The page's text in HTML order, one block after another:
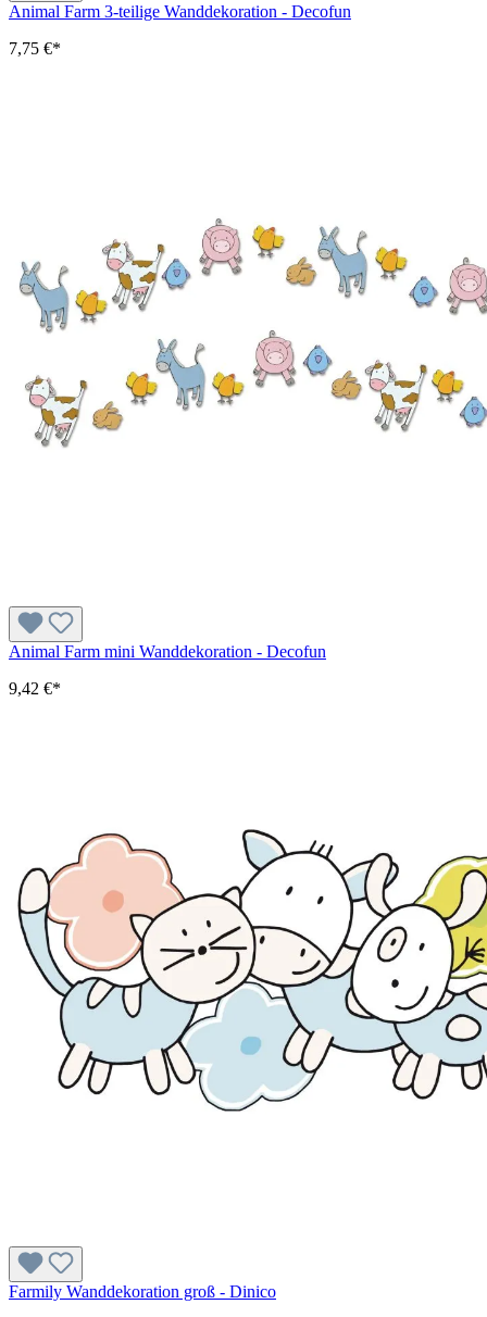
Animal Farm 3-teilige Wanddekoration - Decofun
7,75 €*
Animal Farm mini Wanddekoration - Decofun
9,42 €*
Farmily Wanddekoration groß - Dinico